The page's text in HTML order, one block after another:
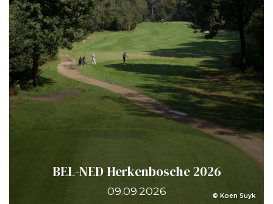
© Koen Suyk
BEL-NED Herkenbosche 2026
09.09.2026